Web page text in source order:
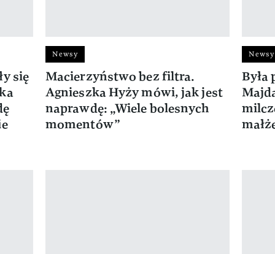
się
Newsy
Macierzyństwo bez filtra.
Agnieszka Hyży mówi, jak jest
naprawdę: „Wiele bolesnych
momentów”
Newsy
Była